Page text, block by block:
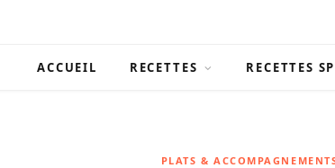
ACCUEIL RECETTES RECETTES
PLATS &